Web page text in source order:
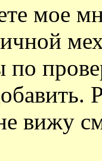
мое
по
вижу